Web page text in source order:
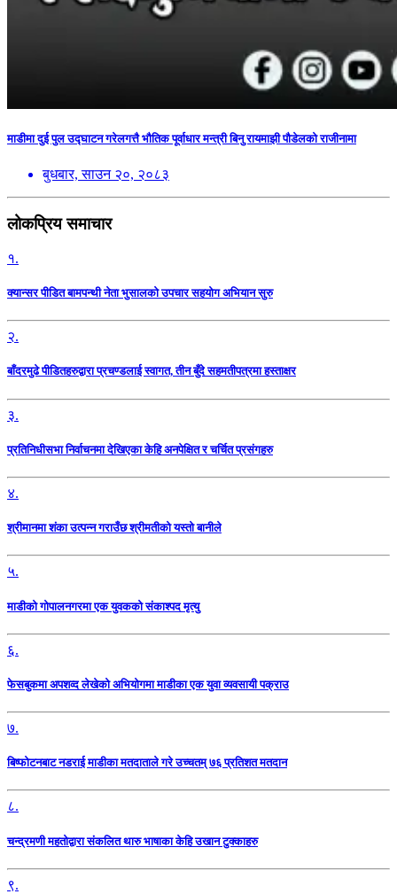
माडीमा दुई पुल उद्घाटन गरेलगत्तै भौतिक पूर्वाधार मन्त्री बिनु रायमाझी पौडेलको राजीनामा
बुधबार, साउन २०, २०८३
लोकप्रिय समाचार
१.
क्यान्सर पीडित बामपन्थी नेता भुसालकाे उपचार सहयोग अभियान सुरु
२.
बाँदरमुढे पीडितहरुद्वारा प्रचण्डलाई स्वागत, तीन बुँदे सहमतीपत्रमा हस्ताक्षर
३.
प्रतिनिधीसभा निर्वाचनमा देखिएका केहि अनपेक्षित र चर्चित प्रसंगहरु
४.
श्रीमानमा शंका उत्पन्न गराउँछ श्रीमतीको यस्तो बानीले
५.
माडीको गोपालनगरमा एक युवकको संकाश्पद मृत्यु
६.
फेसबुकमा अपशव्द लेखेको अभियोगमा माडीका एक युवा व्यवसायी पक्राउ
७.
बिष्फोटनबाट नडराई माडीका मतदाताले गरे उच्चतम् ७६ प्रतिशत मतदान
८.
चन्द्रमणी महतोद्वारा संकलित थारु भाषाका केहि उखान टुक्काहरु
९.